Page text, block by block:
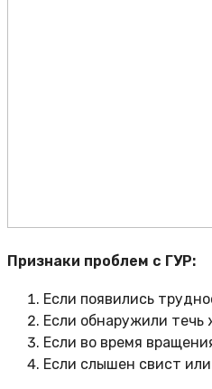
Признаки проблем с ГУР:
Если появились
Если обнаружили течь
Если во время
Если слышен свист